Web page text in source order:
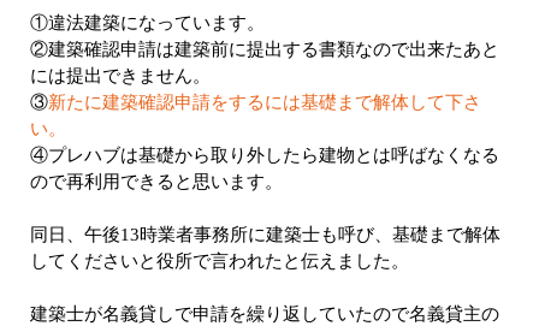
①違法建築になっています。
②建築確認申請は建築前に提出する書類なので出来たあと
には提出できません。
③新たに建築確認申請をするには基礎まで解体して下さ
い。
④プレハブは基礎から取り外したら建物とは呼ばなくなる
ので再利用できると思います。
同日、午後13時業者事務所に建築士も呼び、基礎まで解体
してくださいと役所で言われたと伝えました。
建築士が名義貸しで申請を繰り返していたので名義貸主の